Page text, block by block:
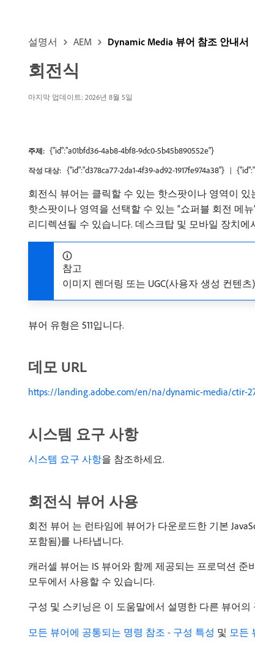
설명서 AEM Dynamic Media 뷰어 참조 안내서
회전식
마지막 업데이트: 2026년 8월 5일
주제: {"id":"a01bfd36-4ab8-4bf8-9dc0-5b45b890552e"}
작성 대상: {"id":"d378ca77-2da1-4f39-ad92-1917fe974a38"}
회전식 뷰어는 클릭할 수 있는 핫스팟이나 영역이
핫스팟이나 영역을 선택할 수 있는 “쇼퍼블 회전 메
리디렉션될 수 있습니다. 데스크탑 및 모바일 장치
참고
이미지 렌더링 또는 UGC(사용자 생성 컨텐
뷰어 유형은 511입니다.
데모 URL
https://landing.adobe.com/en/na/dynamic-media/ctir-
시스템 요구 사항
시스템 요구 사항을 참조하세요.
회전식 뷰어 사용
회전 뷰어 는 런타임에 뷰어가 다운로드한 기본
포함됨)를 나타냅니다.
캐러셀 뷰어는 IS 뷰어와 함께 제공되는 프로덕션
모두에서 사용할 수 있습니다.
구성 및 스키닝은 이 도움말에서 설명한 다른 뷰어
모든 뷰어에 공통되는 명령 참조 - 구성 특성 및 모든